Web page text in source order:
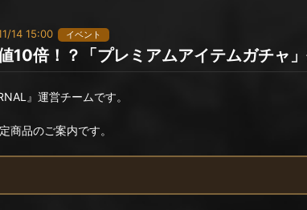
14 15:00 イベント
10倍！？「プレミアムアイテムガチャ
』運営チームです。
商品のご案内です。